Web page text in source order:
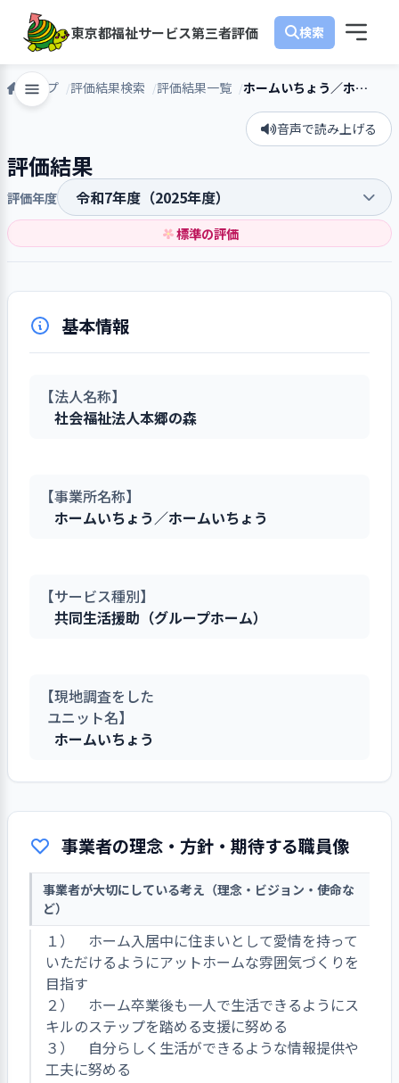
東京都福祉サービス第三者評価
トップ 評価結果検索 評価結果一覧 ホームいちょう／ホームいちょう
音声で読み上げる
評価結果
評価年度
標準の評価
基本情報
【法人名称】
社会福祉法人本郷の森
【事業所名称】
ホームいちょう／ホームいちょう
【サービス種別】
共同生活援助（グループホーム）
【現地調査をした
ユニット名】
ホームいちょう
事業者の理念・方針・期待する職員像
事業者が大切にしている考え（理念・ビジョン・使命な
ど）
１） ホーム入居中に住まいとして愛情を持って
いただけるようにアットホームな雰囲気づくりを
目指す
２） ホーム卒業後も一人で生活できるようにス
キルのステップを踏める支援に努める
３） 自分らしく生活ができるような情報提供や
工夫に努める